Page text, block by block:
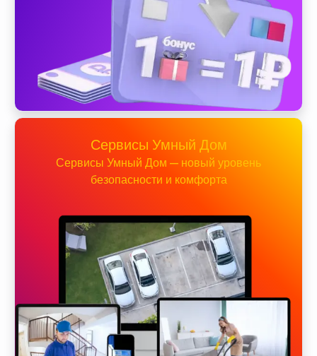
Сервисы Умный Дом
Сервисы Умный Дом — новый уровень
безопасности и комфорта